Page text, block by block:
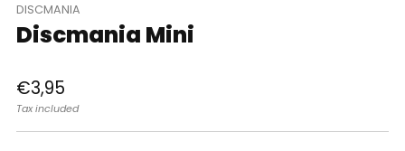
DISCMANIA
Discmania Mini
Regular
price
€3,95
Tax included